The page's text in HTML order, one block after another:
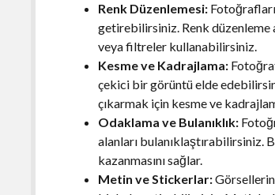
Renk Düzenlemesi:
getirebilirsiniz. Renk düzenleme
veya filtreler kullanabilirsiniz.
Kesme ve Kadrajlama:
çekici bir görüntü elde
çıkarmak için kesme ve
Odaklama ve Bulanıklık:
alanları bulanıklaştırabilirsiniz.
kazanmasını sağlar.
Metin ve Stickerlar: